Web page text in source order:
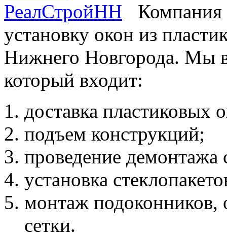
Компания
установку окон из
Нижнего Новгорода. Мы
который входит:
доставка пластиковых
подъем конструкций;
проведение демонтажа
установка
монтаж подоконников,
сетки.